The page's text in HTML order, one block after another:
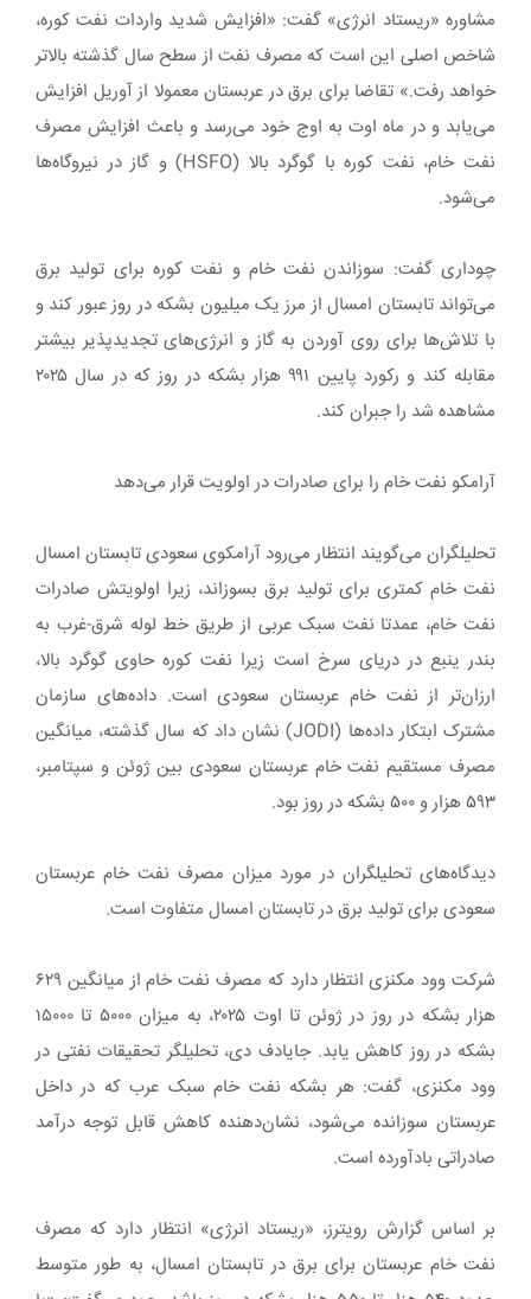
مشاوره «ریستاد انرژی» گفت: «افزایش شدید واردات نفت کوره،
شاخص اصلی این است که مصرف نفت از سطح سال گذشته بالاتر
خواهد رفت.» تقاضا برای برق در عربستان معمولا از آوریل افزایش
می‌یابد و در ماه اوت به اوج خود می‌رسد و باعث افزایش مصرف
نفت خام، نفت کوره با گوگرد بالا (HSFO) و گاز در نیروگاه‌ها
می‌شود.
چوداری گفت: سوزاندن نفت خام و نفت کوره برای تولید برق
می‌تواند تابستان امسال از مرز یک میلیون بشکه در روز عبور کند و
با تلاش‌ها برای روی آوردن به گاز و انرژی‌های تجدیدپذیر بیشتر
مقابله کند و رکورد پایین ۹۹۱ هزار بشکه در روز که در سال ۲۰۲۵
مشاهده شد را جبران کند.
آرامکو نفت خام را برای صادرات در اولویت قرار می‌دهد
تحلیلگران می‌گویند انتظار می‌رود آرامکوی سعودی تابستان امسال
نفت خام کمتری برای تولید برق بسوزاند، زیرا اولویتش صادرات
نفت خام، عمدتا نفت سبک عربی از طریق خط لوله شرق-غرب به
بندر ینبع در دریای سرخ است زیرا نفت کوره حاوی گوگرد بالا،
ارزان‌تر از نفت خام عربستان سعودی است. داده‌های سازمان
مشترک ابتکار داده‌ها (JODI) نشان داد که سال گذشته، میانگین
مصرف مستقیم نفت خام عربستان سعودی بین ژوئن و سپتامبر،
۵۹۳ هزار و ۵۰۰ بشکه در روز بود.
دیدگاه‌های تحلیلگران در مورد میزان مصرف نفت خام عربستان
سعودی برای تولید برق در تابستان امسال متفاوت است.
شرکت وود مکنزی انتظار دارد که مصرف نفت خام از میانگین ۶۲۹
هزار بشکه در روز در ژوئن تا اوت ۲۰۲۵، به میزان ۵۰۰۰ تا ۱۵۰۰۰
بشکه در روز کاهش یابد. جایادف دی، تحلیلگر تحقیقات نفتی در
وود مکنزی، گفت: هر بشکه نفت خام سبک عرب که در داخل
عربستان سوزانده می‌شود، نشان‌دهنده کاهش قابل توجه درآمد
صادراتی بادآورده است.
بر اساس گزارش رویترز، «ریستاد انرژی» انتظار دارد که مصرف
نفت خام عربستان برای برق در تابستان امسال، به طور متوسط